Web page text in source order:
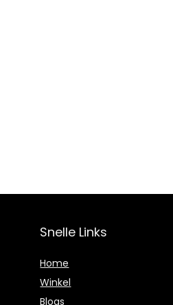
Snelle Links
Home
Winkel
Blogs